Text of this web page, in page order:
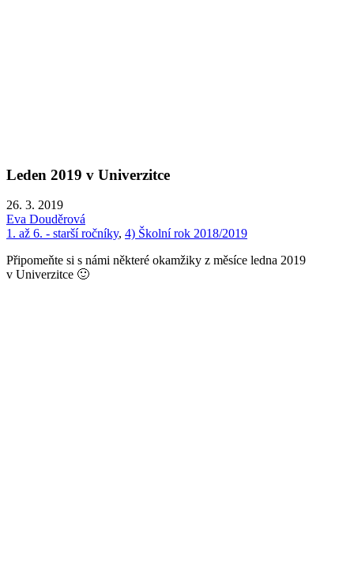
Leden 2019 v Univerzitce
26. 3. 2019
Eva Douděrová
1. až 6. - starší ročníky, 4) Školní rok 2018/2019
Připomeňte si s námi některé okamžiky z měsíce ledna 2019
v Univerzitce 🙂